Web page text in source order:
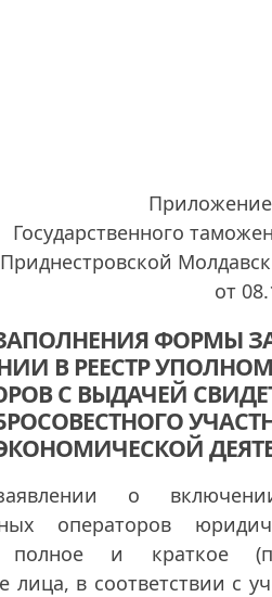
Государственного
Приднестровской
от
ФОРМЫ
В РЕЕСТР
С ВЫДАЧЕЙ
о
операторов
полное и краткое
лица, в соответствии с